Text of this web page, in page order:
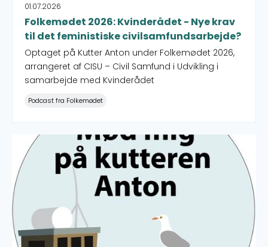
01.07.2026
Folkemødet 2026: Kvinderådet - Nye krav
til det feministiske civilsamfundsarbejde?
Optaget på Kutter Anton under Folkemødet 2026,
arrangeret af CISU – Civil Samfund i Udvikling i
samarbejde med Kvinderådet
Podcast fra Folkemødet
Folkemødet 2026: IWGIA - Indigenous Peoples and the